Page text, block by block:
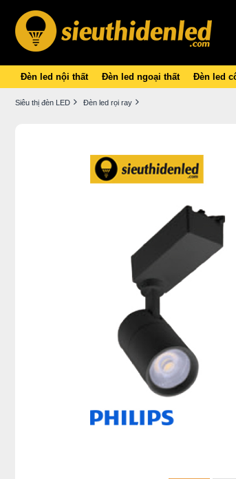
Đèn led nội thất Đèn led ngoại thất Đèn led
Siêu thị đèn LED Đèn led rọi ray